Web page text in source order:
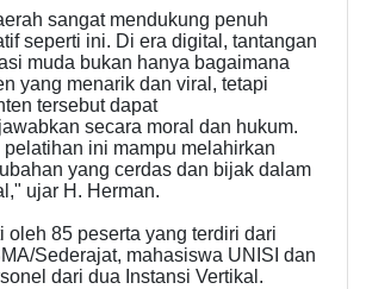
sangat mendukung penuh
seperti ini. Di era digital, tantangan
muda bukan hanya bagaimana
yang menarik dan viral, tetapi
tersebut dapat
secara moral dan hukum.
ini mampu melahirkan
yang cerdas dan bijak dalam
ujar H. Herman.
oleh 85 peserta yang terdiri dari
Sederajat, mahasiswa UNISI dan
dari dua Instansi Vertikal.